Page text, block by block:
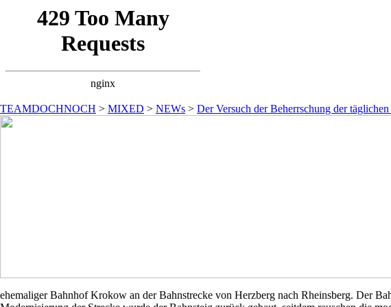
TEAMDOCHNOCH > MIXED > NEWs > Der Versuch der Beherrschung der
ehemaliger Bahnhof Krokow an der Bahnstrecke von Herzberg nach Rheinsberg. Der